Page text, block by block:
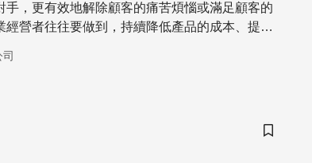
手，更有效地解除顧客的痛苦煩惱或滿足顧客的
經營者往往要做到，持續降低產品的成本、提高
程中，常見且越來越成熟的技術
儲存書籤